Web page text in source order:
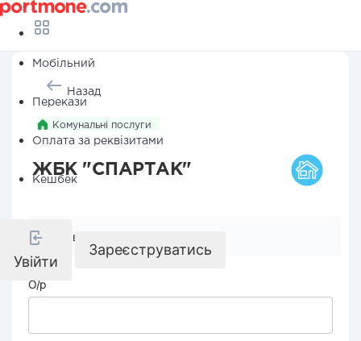
Мобільний
Перекази
Оплата за реквізитами
Кешбек
Увійти
Зареєструватись
Назад
Комунальні послуги
ЖБК "СПАРТАК"
Реквізити компанії
О/р